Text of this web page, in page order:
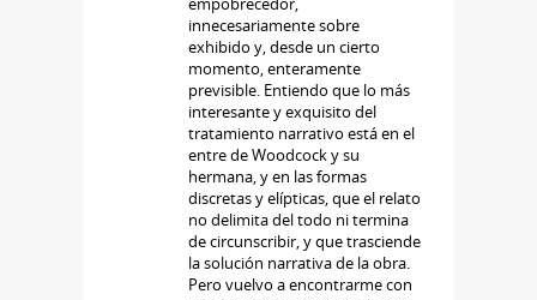
innecesariamente sobre
exhibido y, desde un cierto
momento, enteramente
previsible. Entiendo que lo más
interesante y exquisito del
tratamiento narrativo está en el
entre de Woodcock y su
hermana, y en las formas
discretas y elípticas, que el relato
no delimita del todo ni termina
de circunscribir, y que trasciende
la solución narrativa de la obra.
Pero vuelvo a encontrarme con